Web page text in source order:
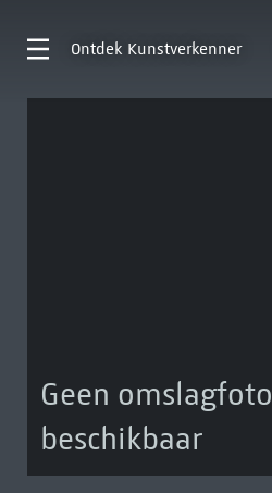
Ontdek Kunstverkenner
Geen omslagfoto
beschikbaar